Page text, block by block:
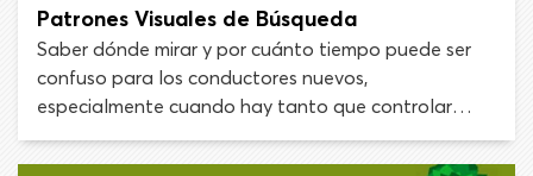
Patrones Visuales de Búsqueda
Saber dónde mirar y por cuánto tiempo puede ser
confuso para los conductores nuevos,
especialmente cuando hay tanto que controlar
dentro del automóvil, justo frente al vehículo y 20
segundos adelante sobre la carretera. Para un